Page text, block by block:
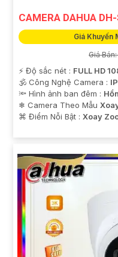
CAMERA DAHUA
Giá Khuyến
Giá
️⚡ Độ sắc nét : FULL HD
🕉️ Công Nghệ Camera :
🔦 Hình ảnh ban đêm :
❄ Camera Theo Mẫu
️⌘ Điểm Nỗi Bật : Xoay